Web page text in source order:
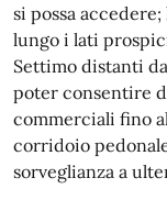
si possa
lungo i lati
Settimo distanti
poter consentire
commerciali fino
corridoio
sorveglianza a